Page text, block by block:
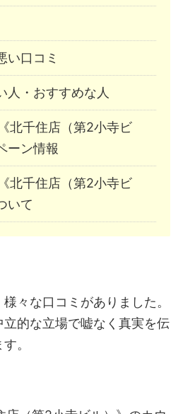
い口コミ
人・おすすめな人
北千住店（第2小寺ビ
ーン情報
北千住店（第2小寺ビ
いて
々な口コミがありました。
的な立場で嘘なく真実を伝
。